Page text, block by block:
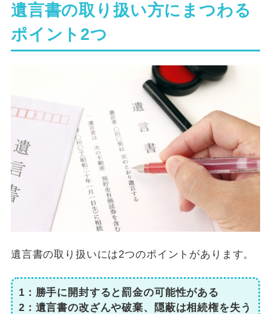
遺言書の取り扱い方にまつわる
ポイント2つ
遺言書の取り扱いには2つのポイントがあります。
1：勝手に開封すると罰金の可能性がある
2：遺言書の改ざんや破棄、隠蔽は相続権を失う